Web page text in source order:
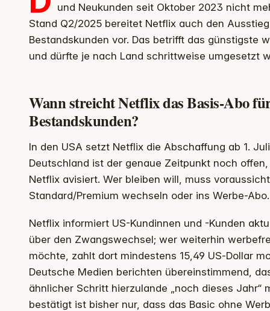
und Neukunden seit Oktober 2023 nicht
Stand Q2/2025 bereitet Netflix auch den
Bestandskunden vor. Das betrifft das günstigste
und dürfte je nach Land schrittweise umgesetzt
Wann streicht Netflix das Basis-Abo
Bestandskunden?
In den USA setzt Netflix die Abschaffung ab 1.
Deutschland ist der genaue Zeitpunkt noch
Netflix avisiert. Wer bleiben will, muss
Standard/Premium wechseln oder ins Werbe-Abo.
Netflix informiert US-Kundinnen und -Kunden
über den Zwangswechsel; wer weiterhin
möchte, zahlt dort mindestens 15,49 US‑Dollar
Deutsche Medien berichten übereinstimmend,
ähnlicher Schritt hierzulande „noch dieses Jahr“
bestätigt ist bisher nur, dass das Basic ohne